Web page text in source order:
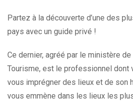
Partez à la découverte d’une des
pays avec un guide privé !
Ce dernier, agréé par le ministère de
Tourisme, est le professionnel dont
vous imprégner des lieux et de son
vous emmène dans les lieux les